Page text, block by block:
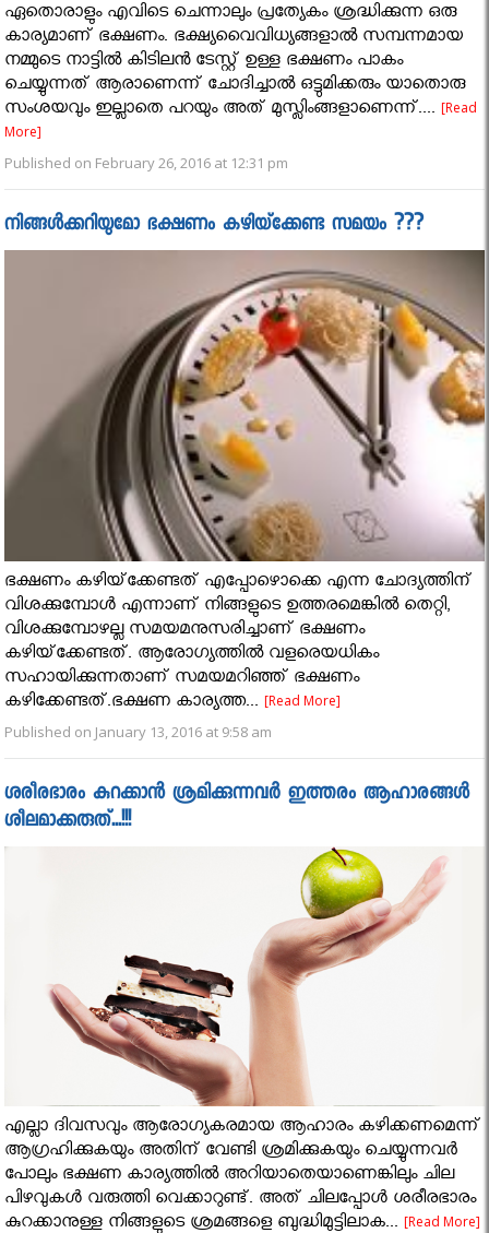
ഏതൊരാളും എവിടെ ചെന്നാലും പ്രത്യേകം ശ്രദ്ധിക്കുന്ന ഒരു
കാര്യമാണ് ഭക്ഷണം. ഭക്ഷ്യവൈവിധ്യങ്ങളാൽ സമ്പന്നമായ
നമ്മുടെ നാട്ടിൽ കിടിലൻ ടേസ്റ്റ് ഉള്ള ഭക്ഷണം പാകം
ചെയ്യുന്നത് ആരാണെന്ന് ചോദിച്ചാൽ ഒട്ടുമിക്കരും യാതൊരു
സംശയവും ഇല്ലാതെ പറയും അത് മുസ്ലിംങ്ങളാണെന്ന്....[Read
More]
Published on February 26, 2016 at 12:31 pm
നിങ്ങള്‍ക്കറിയുമോ ഭക്ഷണം കഴിയ്‌ക്കേണ്ട സമയം ???
ഭക്ഷണം കഴിയ്‌ക്കേണ്ടത് എപ്പോഴൊക്കെ എന്ന ചോദ്യത്തിന്
വിശക്കുമ്പോള്‍ എന്നാണ് നിങ്ങളുടെ ഉത്തരമെങ്കില്‍ തെറ്റി,
വിശക്കുമ്പോഴല്ല സമയമനുസരിച്ചാണ് ഭക്ഷണം
കഴിയ്‌ക്കേണ്ടത്. ആരോഗ്യത്തില്‍ വളരെയധികം
സഹായിക്കുന്നതാണ് സമയമറിഞ്ഞ് ഭക്ഷണം
കഴിക്കേണ്ടത്.ഭക്ഷണ കാര്യത്ത...[Read More]
Published on January 13, 2016 at 9:58 am
ശരീരഭാരം കുറക്കാന്‍ ശ്രമിക്കുന്നവര്‍ ഇത്തരം ആഹാരങ്ങള്‍
ശീലമാക്കരുത്...!!!
എല്ലാ ദിവസവും ആരോഗ്യകരമായ ആഹാരം കഴിക്കണമെന്ന്
ആഗ്രഹിക്കുകയും അതിന് വേണ്ടി ശ്രമിക്കുകയും ചെയ്യുന്നവർ
പോലും ഭക്ഷണ കാര്യത്തിൽ അറിയാതെയാണെങ്കിലും ചില
പിഴവുകള്‍ വരുത്തി വെക്കാറുണ്ട്. അത് ചിലപ്പോള്‍ ശരീരഭാരം
കുറക്കാനുള്ള നിങ്ങളുടെ ശ്രമങ്ങളെ ബുദ്ധിമുട്ടിലാക...[Read More]